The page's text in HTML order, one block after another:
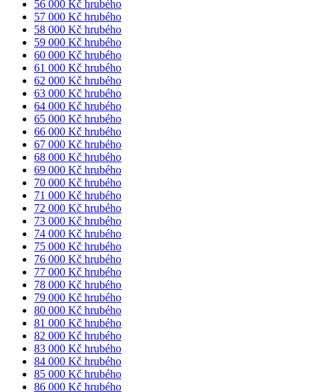
56 000 Kč hrubého
57 000 Kč hrubého
58 000 Kč hrubého
59 000 Kč hrubého
60 000 Kč hrubého
61 000 Kč hrubého
62 000 Kč hrubého
63 000 Kč hrubého
64 000 Kč hrubého
65 000 Kč hrubého
66 000 Kč hrubého
67 000 Kč hrubého
68 000 Kč hrubého
69 000 Kč hrubého
70 000 Kč hrubého
71 000 Kč hrubého
72 000 Kč hrubého
73 000 Kč hrubého
74 000 Kč hrubého
75 000 Kč hrubého
76 000 Kč hrubého
77 000 Kč hrubého
78 000 Kč hrubého
79 000 Kč hrubého
80 000 Kč hrubého
81 000 Kč hrubého
82 000 Kč hrubého
83 000 Kč hrubého
84 000 Kč hrubého
85 000 Kč hrubého
86 000 Kč hrubého